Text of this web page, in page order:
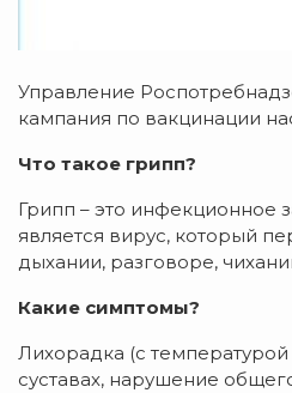
Управление
кампания по вакцинации
Что такое грипп?
Грипп – это инфекционное
является вирус, который
дыхании, разговоре,
Какие симптомы?
Лихорадка (с
суставах, нарушение